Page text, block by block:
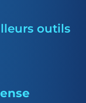
outils